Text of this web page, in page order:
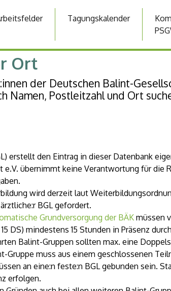
Tagungskalender
Ort
der Deutschen Balint-
Namen, Postleitzahl und Ort
erstellt den Eintrag in dieser Datenbank
übernimmt keine Verantwortung für die
wird derzeit laut
BGL gefordert.
Grundversorgung der BÄKmüssen
DS) mindestens 15 Stunden in Präsenz
Balint-Gruppen sollten max. eine
Gruppe muss aus einem geschlossenen
an eine:n feste:n BGL gebunden sein.
erfolgen.